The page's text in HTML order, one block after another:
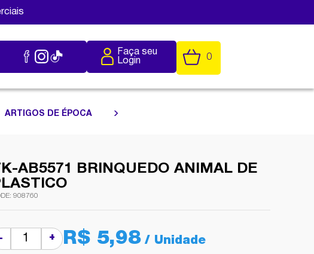
Faça seu
Login
0
ARTIGOS DE ÉPOCA
AB5571 BRINQUEDO ANIMAL DE
908760
- + R$ 5,98